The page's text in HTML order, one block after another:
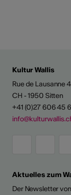
Kultur Wallis
Rue de Lausanne
CH - 1950 Sitten
+41 (0)27 606 45
Aktuelles zum
Der Newsletter